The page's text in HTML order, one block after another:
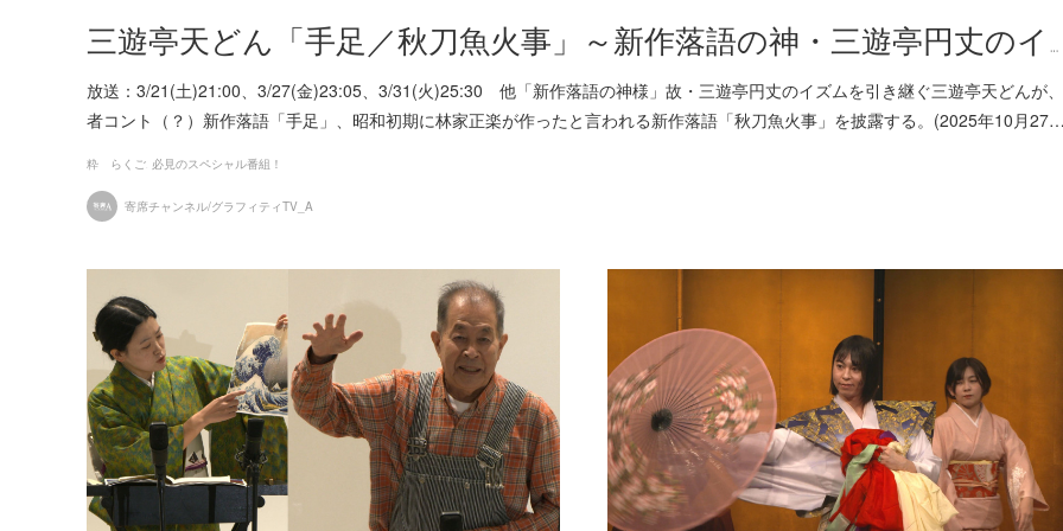
三遊亭天どん「手足／秋刀魚火事」～新作落語の神・三遊亭円丈のイ…
放送：3/21(土)21:00、3/27(金)23:05、3/31(火)25:30 他「新作落語の神様」故・三遊亭円丈のイズムを引き継ぐ三遊亭天どんが
者コント（？）新作落語「手足」、昭和初期に林家正楽が作ったと言われる新作落語「秋刀魚火事」を披露する。(2025年10月
粋 らくご 必見のスペシャル番組！
寄席チャンネル/グラフィティTV_A